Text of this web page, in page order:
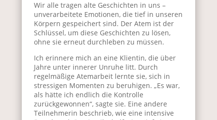
Wir alle tragen alte Geschichten in uns –
unverarbeitete Emotionen, die tief in unseren
Körpern gespeichert sind. Der Atem ist der
Schlüssel, um diese Geschichten zu lösen,
ohne sie erneut durchleben zu müssen.
Ich erinnere mich an eine Klientin, die über
Jahre unter innerer Unruhe litt. Durch
regelmäßige Atemarbeit lernte sie, sich in
stressigen Momenten zu beruhigen. „Es war,
als hätte ich endlich die Kontrolle
zurückgewonnen“, sagte sie. Eine andere
Teilnehmerin beschrieb, wie eine intensive